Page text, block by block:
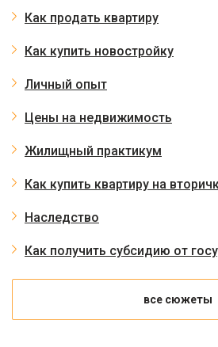
Как продать квартиру
Как купить новостройку
Личный опыт
Цены на недвижимость
Жилищный практикум
Как купить квартиру на
Наследство
Как получить субсидию от
все сюжеты